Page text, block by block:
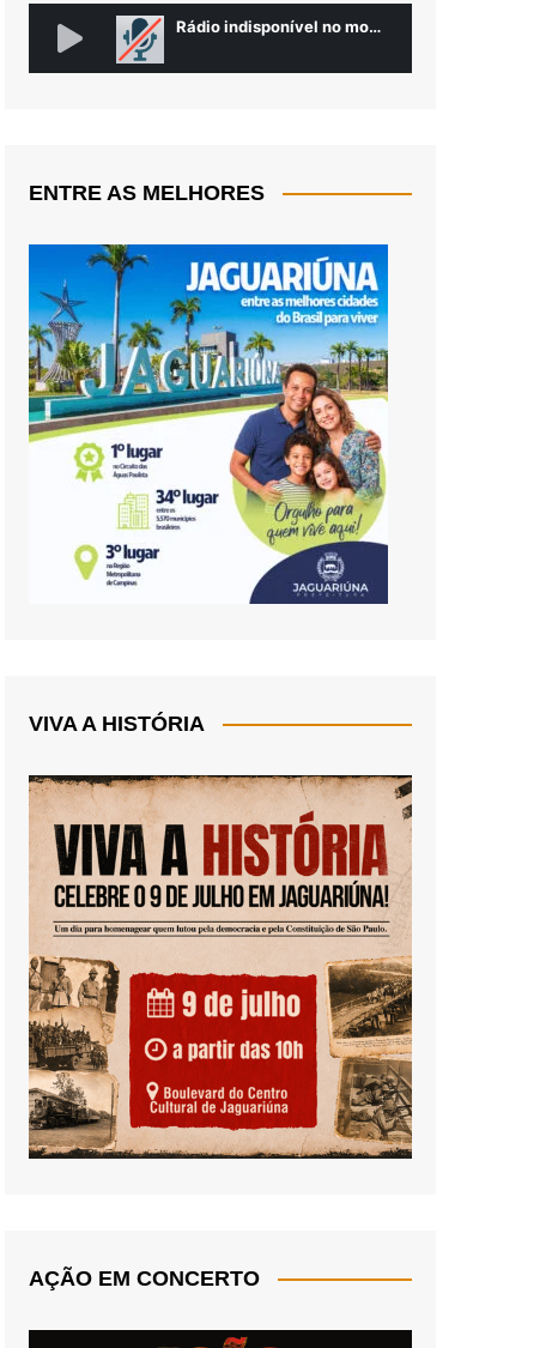
ENTRE AS MELHORES
VIVA A HISTÓRIA
AÇÃO EM CONCERTO